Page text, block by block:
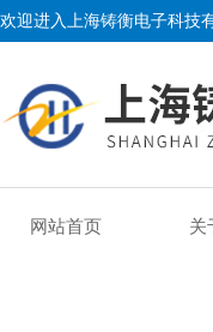
欢迎进入上海铸衡电子科技
网站首页 关